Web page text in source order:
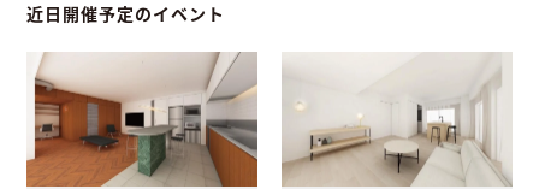
近日開催予定のイベント